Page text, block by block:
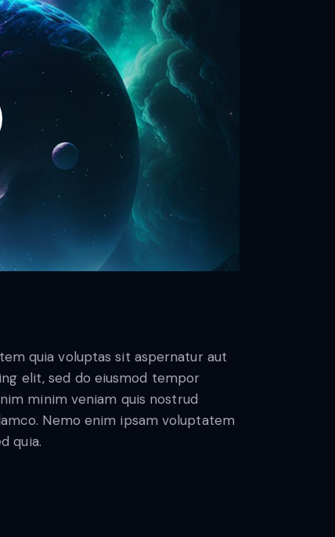
quia voluptas sit aspernatur aut
elit, sed do eiusmod tempor
minim veniam quis nostrud
Nemo enim ipsam voluptatem
quia.